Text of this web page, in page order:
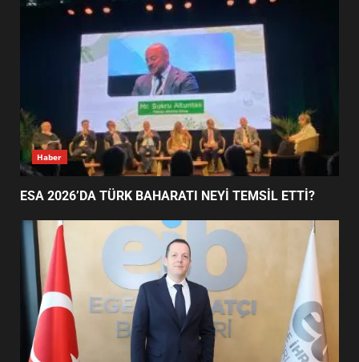
EİB’DE KRİTİK ATAMA:
SÜRDÜRÜLEBİLİRLİKTE NE
DEĞİŞECEK?
4
EDREMİT’İN GURURU TÜRKİYE
FİNALİNDE NE BAŞARDI?
5
UZATILDI: NE DEĞİŞTİ?
6
BURHANİYE SATRANÇ
TURNUVASI KAYITLARI NEYİ
DEĞİŞTİRİYOR?
Haber
ESA 2026’DA TÜRK BAHARATI NEYİ TEMSİL ETTİ?